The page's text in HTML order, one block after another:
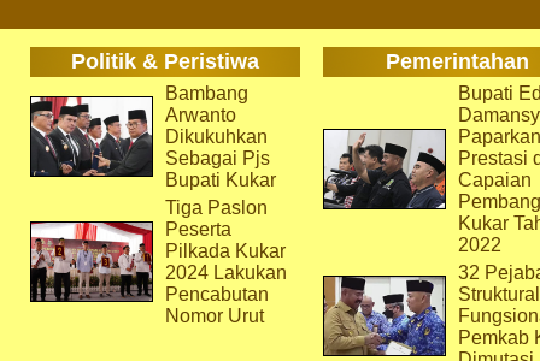
Politik & Peristiwa Pemerintahan
Bambang
Arwanto
Dikukuhkan
Sebagai Pjs
Bupati Kukar
Tiga Paslon
Peserta
Pilkada Kukar
2024 Lakukan
Pencabutan
Nomor Urut
Bupati
Paparkan
Prestasi
Capaian
Kukar
2022
32
Pemkab